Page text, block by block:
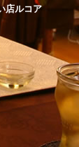
店ルコア